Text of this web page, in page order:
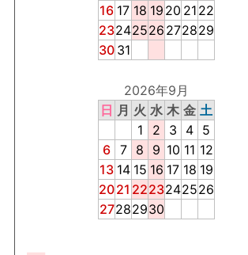
16 17 18 19 20 21 22
23242526 272829
30 31
2026年9月
日 月 火 水 木 金 土
1
2 3 4 5
6 7 8 9 10 11 12
13 14 15 16 17 18 19
2021 2223242526
27282930